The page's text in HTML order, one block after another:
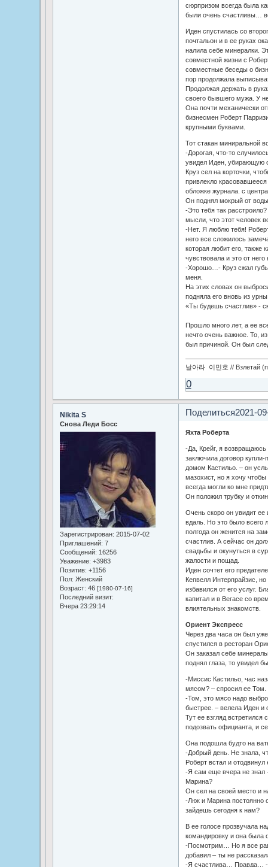
сюрпризом всегда была
были очень счастливы…
Иден спустилась со
почтальон и в ее руках
налила себе минералки.
совместной жизни с
совместные беседы о
пор продолжала
Продолжая держать в
своего бывшего мужа. У
Она почти механически
бизнесмен Роберт
крупными буквами.
Тот стакан миниральной
-Дорогая, что-то
увидел Иден, убирающую
Круз сел на корточки,
привлекло
обложке журнала. с
Он поднял мокрый от
-Это тебя так
мысли, что этот человек
-Нет. Я люблю тебя!
него все сложилось
которая любит его, также
чувствовала и это от него
-Хорошо…- Круз сжал
меня.
На этих словах он
подняла его вновь из
«Ты будешь счастлив» -
Прошло много лет, а ее
нечто очень важное. То,
был причиной. Он был
날아라 이민호 // Взлетай
0
Поделиться2021-
Nikita S
Снова Леди Босс
Зарегистрирован: 2015-07-02
Приглашений: 7
Сообщений: 16256
Уважение: +3983
Позитив: +1156
Пол: Женский
Возраст: 46 [1980-07-16]
Последний визит:
Вчера 23:29:14
Яхта Роберта
-Да, Крейг, я
заключила договор
домом Кастильо. – он
мазохист, но я хочу
всегда могли ко мне
Он положил трубку и
Очень скоро он увидит ее
вдаль. Но это было всего
полгода он женится на
счастлив. А сейчас он
свадьбы и окунуться в
жалости и пощад.
Иден сочтет его
Кепвелл Интерпрайзис,
избавился от его услуг.
капитал и в Вегасе со
влиятельных знакомств.
Ориент Экспресс
Через два часа он был
спустился в ресторан
Он заказал себе
поднял глаза, то увидел
-Миссис Кастильо, час
мясом? – спросил ее Том.
-Том, это мясо надо
быстрее. – велела Иден и
Тут ее взгляд встретился
подозвать официанта, и
Она подошла будто на
-Добрый день. Не знала,
Роберт встал и
-Я сам еще вчера не знал
Марина?
Он сел на своей место и
-Люк и Марина постоянно
зайдешь сегодня к нам?
В ее голосе прозвучала
командировку и она была
-Посмотрим… Но я все
добавил – ты не
-Я счастлива… Правда… -